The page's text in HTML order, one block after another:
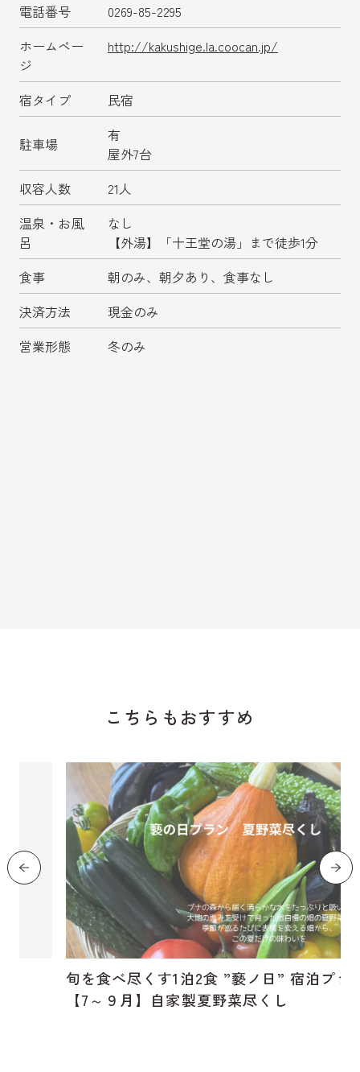
よくあるご質
会員専用
Copyright (c) 2024 野沢温泉マウンテンリゾート観光局
All Rights reserved.
電話番号
0269-85-2295
ホームペー
ジ
http://kakushige.la.coocan.jp/
宿タイプ 民宿
駐車場
有
屋外7台
収容人数
21人
温泉・お風
呂
なし
【外湯】「十王堂の湯」まで徒歩1分
食事
朝のみ、朝夕あり、食事なし
決済方法
現金のみ
営業形態
冬のみ
こちらもおすすめ
旬を食べ尽くす1泊2食 ”褻ノ日” 宿泊プラン
【7～９月】自家製夏野菜尽くし